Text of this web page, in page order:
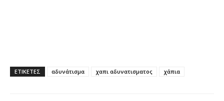
ΕΤΙΚΕΤΕΣ αδυνάτισμα χαπι αδυνατισματος χάπια